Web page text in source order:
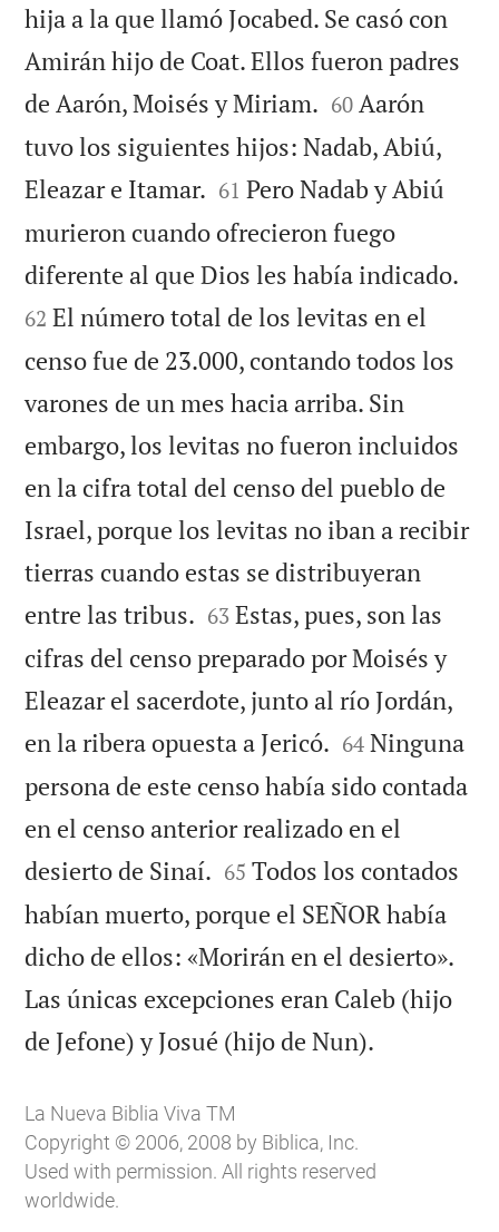
hija a la que llamó Jocabed. Se casó con
Amirán hijo de Coat. Ellos fueron padres
de Aarón, Moisés y Miriam. 

60 Aarón
tuvo los siguientes hijos: Nadab, Abiú,
Eleazar e Itamar. 

61 Pero Nadab y Abiú
murieron cuando ofrecieron fuego
diferente al que Dios les había indicado.
62 El número total de los levitas en el
censo fue de 23.000, contando todos los
varones de un mes hacia arriba. Sin
embargo, los levitas no fueron incluidos
en la cifra total del censo del pueblo de
Israel, porque los levitas no iban a recibir
tierras cuando estas se distribuyeran
entre las tribus. 

63 Estas, pues, son las
cifras del censo preparado por Moisés y
Eleazar el sacerdote, junto al río Jordán,
en la ribera opuesta a Jericó. 

64 Ninguna
persona de este censo había sido contada
en el censo anterior realizado en el
desierto de Sinaí. 

65 Todos los contados
habían muerto, porque el SEÑOR había
dicho de ellos: «Morirán en el desierto».
Las únicas excepciones eran Caleb (hijo
de Jefone) y Josué (hijo de Nun).
La Nueva Biblia Viva TM
Copyright © 2006, 2008 by Biblica, Inc.
Used with permission. All rights reserved
worldwide.